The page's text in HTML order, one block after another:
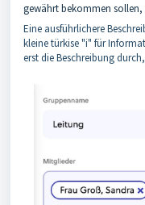
gewährt bekommen
Eine ausführlichere
kleine türkise "i" für
erst die Beschreibung